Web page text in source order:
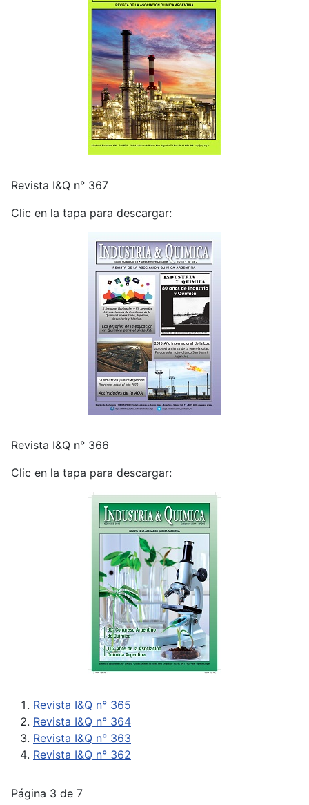
Revista I&Q n° 367
Clic en la tapa para descargar:
Revista I&Q n° 366
Clic en la tapa para descargar:
Revista I&Q n° 365
Revista I&Q n° 364
Revista I&Q n° 363
Revista I&Q n° 362
Página 3 de 7